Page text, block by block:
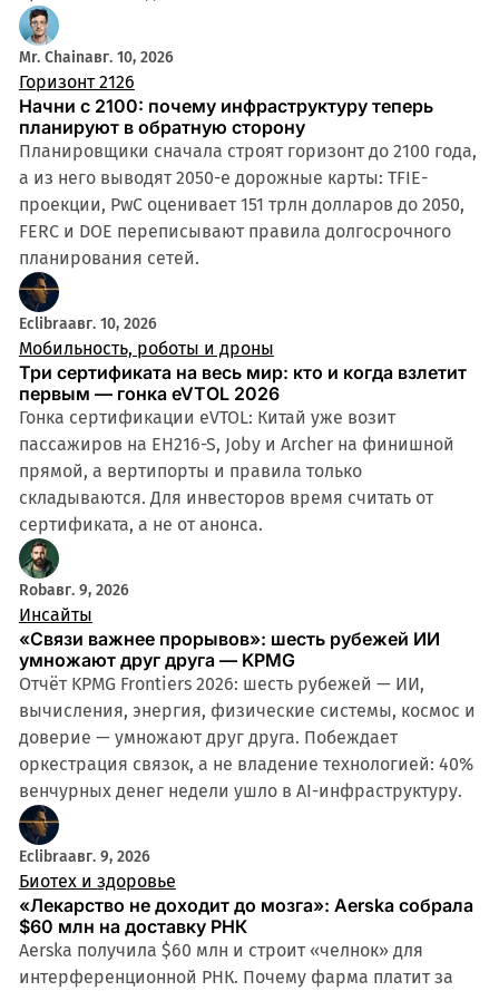
Mr. Chainавг. 10, 2026
Горизонт 2126
Начни с 2100: почему инфраструктуру теперь
планируют в обратную сторону
Планировщики сначала строят горизонт до 2100 года,
а из него выводят 2050-е дорожные карты: TFIE-
проекции, PwC оценивает 151 трлн долларов до 2050,
FERC и DOE переписывают правила долгосрочного
планирования сетей.
Eclibraавг. 10, 2026
Мобильность, роботы и дроны
Три сертификата на весь мир: кто и когда взлетит
первым — гонка eVTOL 2026
Гонка сертификации eVTOL: Китай уже возит
пассажиров на EH216-S, Joby и Archer на финишной
прямой, а вертипорты и правила только
складываются. Для инвесторов время считать от
сертификата, а не от анонса.
Robавг. 9, 2026
Инсайты
«Связи важнее прорывов»: шесть рубежей ИИ
умножают друг друга — KPMG
Отчёт KPMG Frontiers 2026: шесть рубежей — ИИ,
вычисления, энергия, физические системы, космос и
доверие — умножают друг друга. Побеждает
оркестрация связок, а не владение технологией: 40%
венчурных денег недели ушло в AI-инфраструктуру.
Eclibraавг. 9, 2026
Биотех и здоровье
«Лекарство не доходит до мозга»: Aerska собрала
$60 млн на доставку РНК
Aerska получила $60 млн и строит «челнок» для
интерференционной РНК. Почему фарма платит за